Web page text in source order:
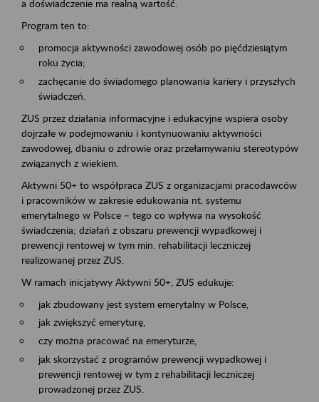
a doświadczenie ma realną wartość.
Program ten to:
promocja aktywności zawodowej osób po pięćdziesiątym
roku życia;
zachęcanie do świadomego planowania kariery i przyszłych
świadczeń.
ZUS przez działania informacyjne i edukacyjne wspiera osoby
dojrzałe w podejmowaniu i kontynuowaniu aktywności
zawodowej, dbaniu o zdrowie oraz przełamywaniu stereotypów
związanych z wiekiem.
Aktywni 50+ to współpraca ZUS z organizacjami pracodawców
i pracowników w zakresie edukowania nt. systemu
emerytalnego w Polsce – tego co wpływa na wysokość
świadczenia; działań z obszaru prewencji wypadkowej i
prewencji rentowej w tym min. rehabilitacji leczniczej
realizowanej przez ZUS.
W ramach inicjatywy Aktywni 50+, ZUS edukuje:
jak zbudowany jest system emerytalny w Polsce,
jak zwiększyć emeryturę,
czy można pracować na emeryturze,
jak skorzystać z programów prewencji wypadkowej i
prewencji rentowej w tym z rehabilitacji leczniczej
prowadzonej przez ZUS.